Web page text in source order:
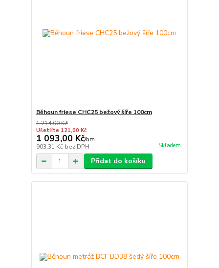
Běhoun friese CHC25 bežový šíře 100cm
1 214,00 Kč
Ušetříte 121,00 Kč
1 093,00 Kč/bm
903,31 Kč bez DPH Skladem
Přidat do košíku